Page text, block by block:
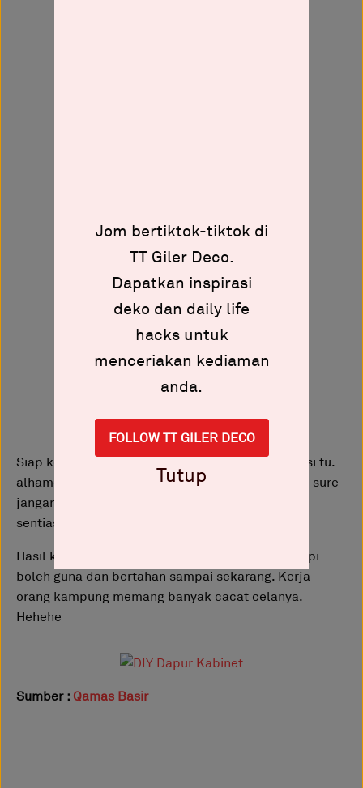
Siap keseluruhan cuma belum tampal edging besi tu.
alhamdulillah tahan sampai sekarang. Just make sure
jangan tumbuk sambal takut crack. Air pun kena
sentiasa elakkan.
Hasil kitchen cabinet yang dah siap. Tak indah tapi
boleh guna dan bertahan sampai sekarang. Kerja
orang kampung memang banyak cacat celanya.
Hehehe
Sumber : Qamas Basir
Jom bertiktok-tiktok di
TT Giler Deco.
Dapatkan inspirasi
deko dan daily life
hacks untuk
menceriakan kediaman
anda.
FOLLOW TT GILER DECO
Tutup